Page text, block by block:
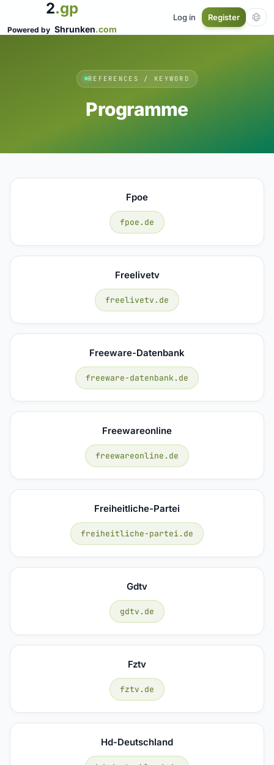
2.gp
Powered by Shrunken.com
Log in Register
REFERENCES / KEYWORD
Programme
Fpoe
fpoe.de
Freelivetv
freelivetv.de
Freeware-Datenbank
freeware-datenbank.de
Freewareonline
freewareonline.de
Freiheitliche-Partei
freiheitliche-partei.de
Gdtv
gdtv.de
Fztv
fztv.de
Hd-Deutschland